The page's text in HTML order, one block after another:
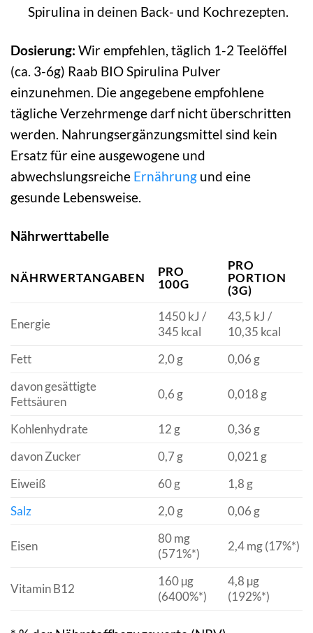
Spirulina in deinen Back- und Kochrezepten.
Dosierung: Wir empfehlen, täglich 1-2 Teelöffel
(ca. 3-6g) Raab BIO Spirulina Pulver
einzunehmen. Die angegebene empfohlene
tägliche Verzehrmenge darf nicht überschritten
werden. Nahrungsergänzungsmittel sind kein
Ersatz für eine ausgewogene und
abwechslungsreiche Ernährung und eine
gesunde Lebensweise.
Nährwerttabelle
NÄHRWERTANGABEN
PRO
100G
PRO
PORTION
(3G)
Energie
1450 kJ /
345 kcal
43,5 kJ /
10,35 kcal
Fett
2,0 g
0,06 g
davon gesättigte
Fettsäuren
0,6 g 0,018 g
Kohlenhydrate 12 g
0,36 g
davon Zucker
0,7 g
0,021 g
Eiweiß
60 g
1,8 g
Salz
2,0 g 0,06 g
Eisen
80 mg
(571%*)
2,4 mg (17%*)
Vitamin B12
160 µg
(6400%*)
4,8 µg
(192%*)